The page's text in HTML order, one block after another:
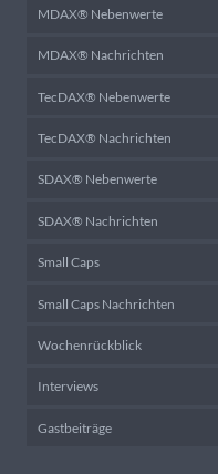
MDAX® Nebenwerte
MDAX® Nachrichten
TecDAX® Nebenwerte
TecDAX® Nachrichten
SDAX® Nebenwerte
SDAX® Nachrichten
Small Caps
Small Caps Nachrichten
Wochenrückblick
Interviews
Gastbeiträge